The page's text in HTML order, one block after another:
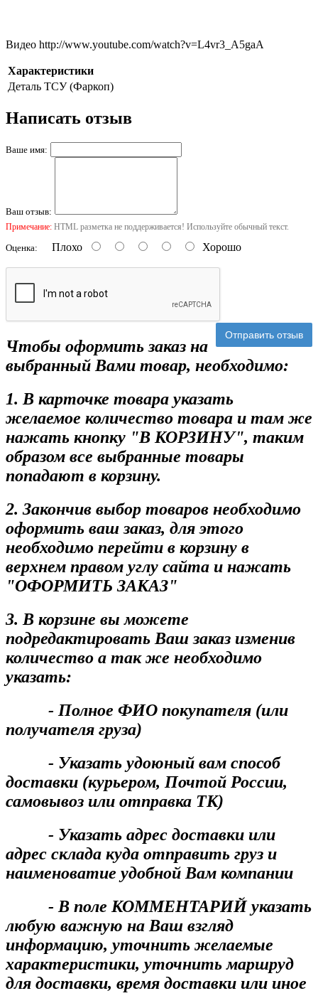
Видео http://www.youtube.com/watch?v=L4vr3_A5gaA
Характеристики
Деталь ТСУ (Фаркоп)
Написать отзыв
Ваше имя:
Ваш отзыв:
Примечание: HTML разметка не поддерживается! Используйте обычный текст.
Оценка: Плохо Хорошо
Отправить отзыв
Чтобы оформить заказ на
выбранный Вами товар, необходимо:
1. В карточке товара указать
желаемое количество товара и там же
нажать кнопку "В КОРЗИНУ", таким
образом все выбранные товары
попадают в корзину.
2. Закончив выбор товаров необходимо
оформить ваш заказ, для этого
необходимо перейти в корзину в
верхнем правом углу сайта и нажать
"ОФОРМИТЬ ЗАКАЗ"
3. В корзине вы можете
подредактировать Ваш заказ изменив
количество а так же необходимо
указать:
- Полное ФИО покупателя (или
получателя груза)
- Указать удоюный вам способ
доставки (курьером, Почтой России,
самовывоз или отправка ТК)
- Указать адрес доставки или
адрес склада куда отправить груз и
наименоватие удобной Вам компании
- В поле КОММЕНТАРИЙ указать
любую важную на Ваш взгляд
информацию, уточнить желаемые
характеристики, уточнить маршруд
для доставки, время доставки или иное